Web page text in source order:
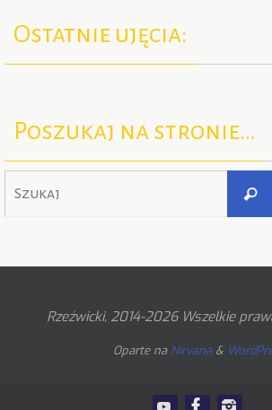
Ostatnie ujęcia:
Poszukaj na stronie…
Rzeźwicki, 2014-2026 Wszelkie
Oparte na Nirvana&